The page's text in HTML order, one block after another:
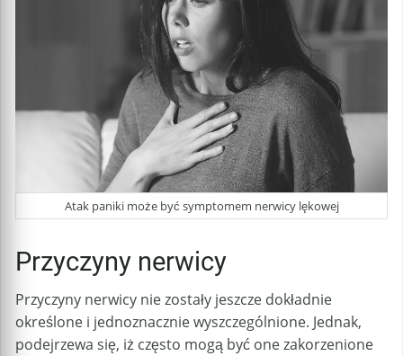
Atak paniki może być symptomem nerwicy lękowej
Przyczyny nerwicy
Przyczyny nerwicy nie zostały jeszcze dokładnie
określone i jednoznacznie wyszczególnione. Jednak,
podejrzewa się, iż często mogą być one zakorzenione